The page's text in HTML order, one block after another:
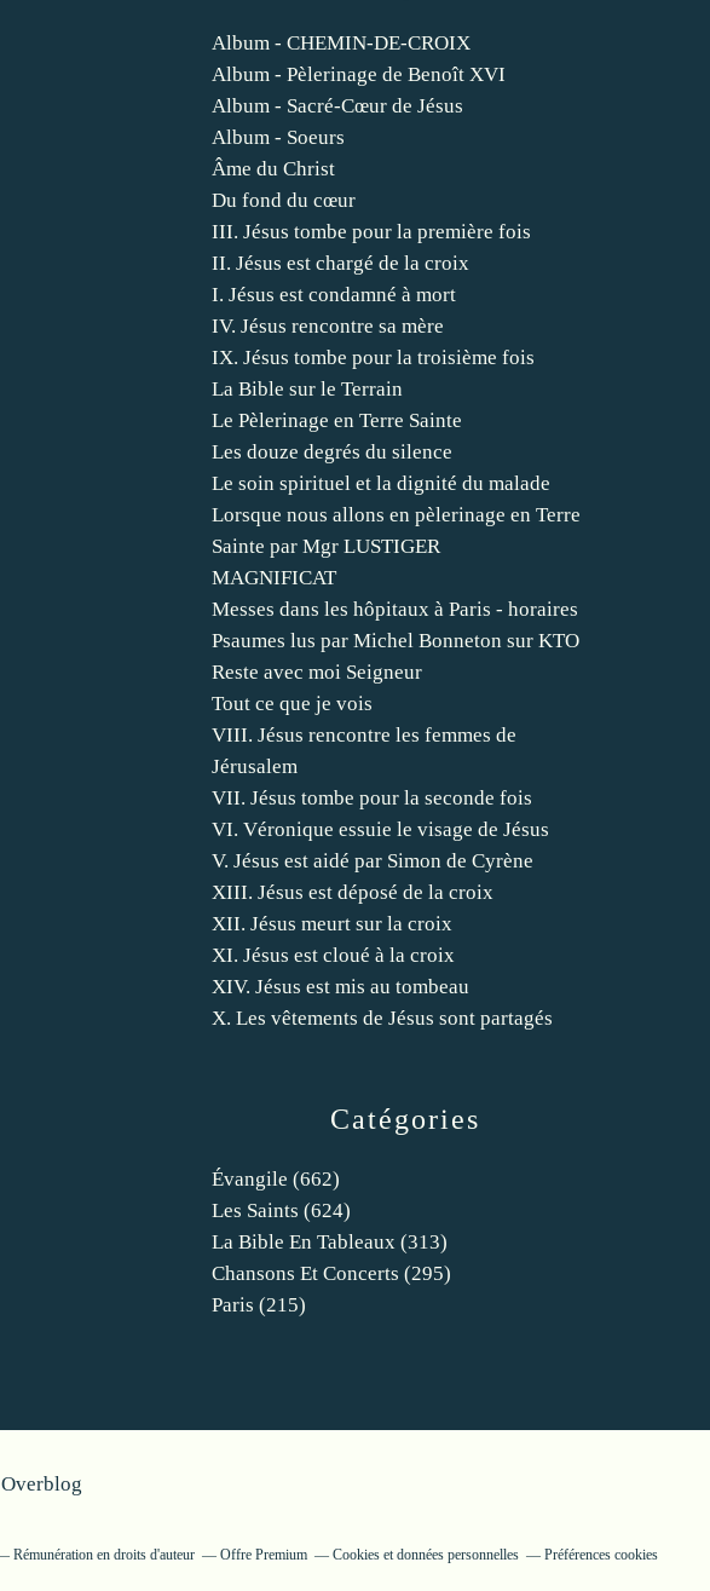
Catégories
Évangile (662)
Les Saints (624)
La Bible En Tableaux (313)
Chansons Et Concerts (295)
Paris (215)
Album - CHEMIN-DE-CROIX
Album - Pèlerinage de Benoît XVI
Album - Sacré-Cœur de Jésus
Album - Soeurs
Âme du Christ
Du fond du cœur
III. Jésus tombe pour la première fois
II. Jésus est chargé de la croix
I. Jésus est condamné à mort
IV. Jésus rencontre sa mère
IX. Jésus tombe pour la troisième fois
La Bible sur le Terrain
Le Pèlerinage en Terre Sainte
Les douze degrés du silence
Le soin spirituel et la dignité du malade
Lorsque nous allons en pèlerinage en Terre
Sainte par Mgr LUSTIGER
MAGNIFICAT
Messes dans les hôpitaux à Paris - horaires
Psaumes lus par Michel Bonneton sur KTO
Reste avec moi Seigneur
Tout ce que je vois
VIII. Jésus rencontre les femmes de
Jérusalem
VII. Jésus tombe pour la seconde fois
VI. Véronique essuie le visage de Jésus
V. Jésus est aidé par Simon de Cyrène
XIII. Jésus est déposé de la croix
XII. Jésus meurt sur la croix
XI. Jésus est cloué à la croix
XIV. Jésus est mis au tombeau
X. Les vêtements de Jésus sont partagés
Overblog
Rémunération en droits d'auteur Offre Premium Cookies et données personnelles Préférences cookies